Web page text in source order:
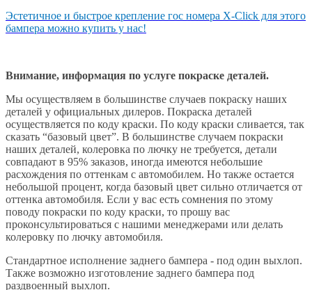
Эстетичное и быстрое крепление гос номера X-Click для этого
бампера можно купить у нас!
Внимание, информация по услуге покраске деталей.
Мы осуществляем в большинстве случаев покраску наших
деталей у официальных дилеров. Покраска деталей
осуществляется по коду краски. По коду краски сливается, так
сказать “базовый цвет”. В большинстве случаем покраски
наших деталей, колеровка по лючку не требуется, детали
совпадают в 95% заказов, иногда имеются небольшие
расхождения по оттенкам с автомобилем. Но также остается
небольшой процент, когда базовый цвет сильно отличается от
оттенка автомобиля. Если у вас есть сомнения по этому
поводу покраски по коду краски, то прошу вас
проконсультироваться с нашими менеджерами или делать
колеровку по лючку автомобиля.
Стандартное исполнение заднего бампера - под один выхлоп.
Также возможно изготовление заднего бампера под
раздвоенный выхлоп.